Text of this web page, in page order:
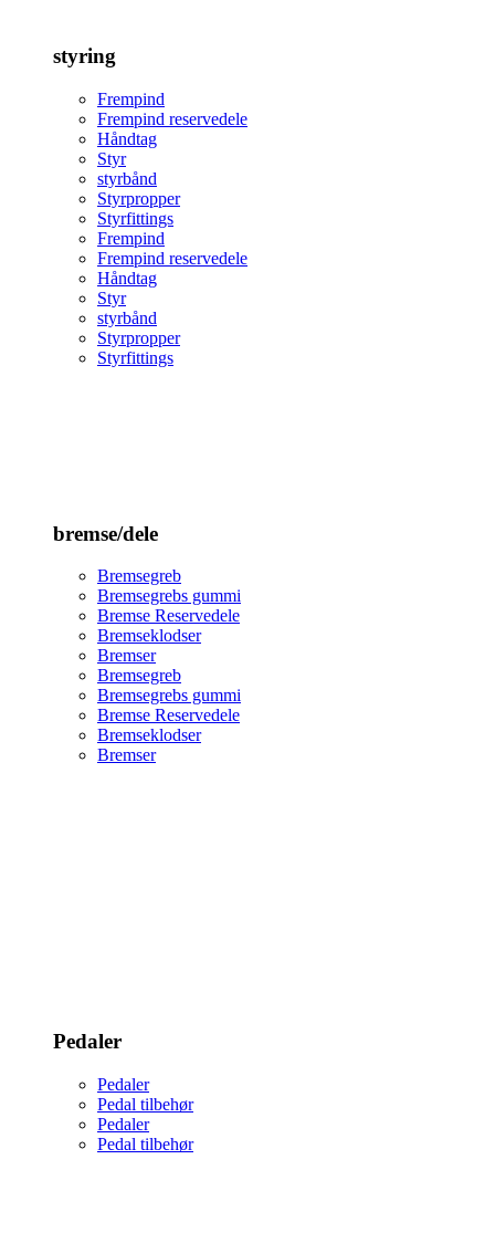
styring
Frempind
Frempind reservedele
Håndtag
Styr
styrbånd
Styrpropper
Styrfittings
Frempind
Frempind reservedele
Håndtag
Styr
styrbånd
Styrpropper
Styrfittings
bremse/dele
Bremsegreb
Bremsegrebs gummi
Bremse Reservedele
Bremseklodser
Bremser
Bremsegreb
Bremsegrebs gummi
Bremse Reservedele
Bremseklodser
Bremser
Pedaler
Pedaler
Pedal tilbehør
Pedaler
Pedal tilbehør